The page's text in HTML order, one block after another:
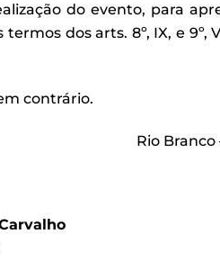
do evento, para
dos arts. 8º, IX, e 9º,
contrário.
Rio